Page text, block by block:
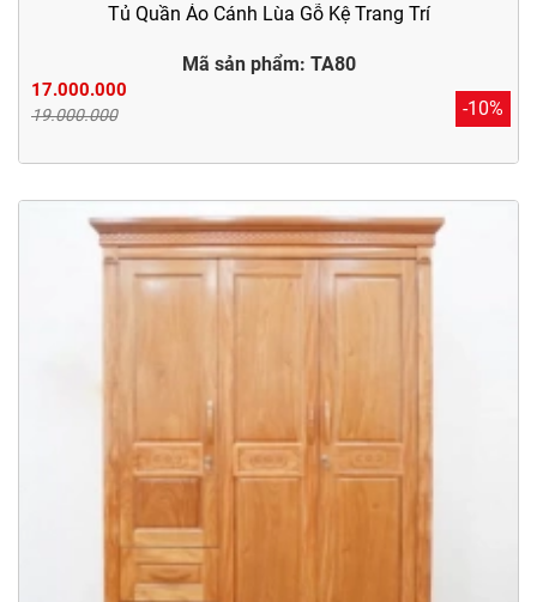
Tủ Quần Áo Cánh Lùa Gỗ Kệ Trang Trí
Mã sản phẩm: TA80
17.000.000
19.000.000 -10%